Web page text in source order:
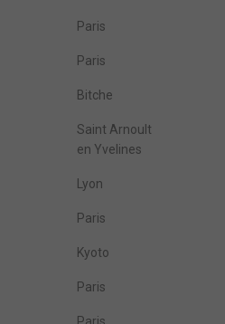
Paris
Paris
Bitche
Saint Arnoult
en Yvelines
Lyon
Paris
Kyoto
Paris